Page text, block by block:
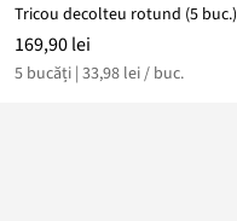
Tricou decolteu rotund (5 buc.)
169,90 lei
5 bucăți | 33,98 lei / buc.